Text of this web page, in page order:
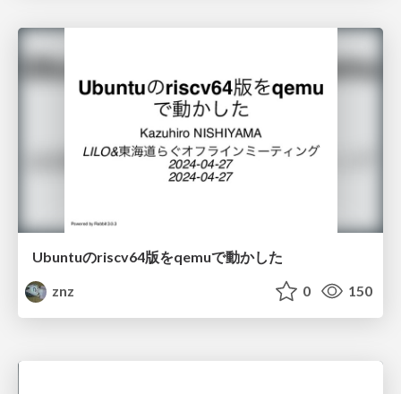
Ubuntuのriscv64版をqemuで動かした
znz
0 150